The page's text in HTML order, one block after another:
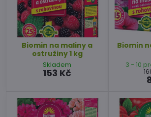
Biomin na maliny a
ostružiny 1 kg
Skladem
153 Kč
Biomin
3 - 10